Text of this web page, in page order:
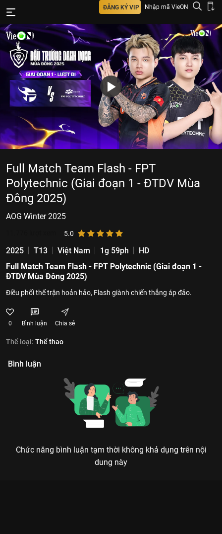
ĐĂNG KÝ VIP Nhập mã VieON
Full Match Team Flash - FPT
Polytechnic (Giai đoạn 1 - ĐTDV Mùa
Đông 2025)
AOG Winter 2025
5.0
2025 T13 Việt Nam 1g 59ph
HD
Full Match Team Flash - FPT Polytechnic (Giai đoạn 1 -
ĐTDV Mùa Đông 2025)
Điều phối thế trận hoản hảo, Flash giành chiến thắng áp đảo.
0 Bình luận Chia sẻ
Thể loại: Thể thao
Bình luận
Chức năng bình luận tạm thời không khả dụng trên nội
dung này